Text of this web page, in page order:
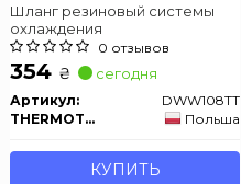
Шланг резиновый системы
охлаждения
0 отзывов
354 ₴ сегодня
Артикул:
DWW108TT
THERMOTEC
Польша
КУПИТЬ